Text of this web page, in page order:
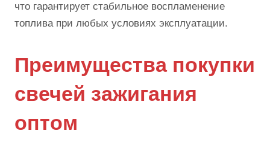
что гарантирует стабильное воспламенение
топлива при любых условиях эксплуатации.
Преимущества покупки
свечей зажигания
оптом